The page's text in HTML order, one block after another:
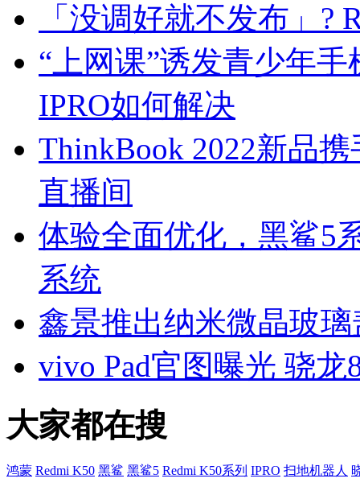
「没调好就不发布」?
“上网课”诱发青少年
IPRO如何解决
ThinkBook 2022新品
直播间
体验全面优化，黑鲨5
系统
鑫景推出纳米微晶玻
vivo Pad官图曝光 骁
大家都在搜
鸿蒙 Redmi K50 黑鲨 黑鲨5 Redmi K50系列 IPRO 扫地机器人